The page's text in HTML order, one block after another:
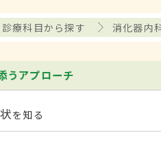
診療科目から探す 消化器内
うアプローチ
を知る